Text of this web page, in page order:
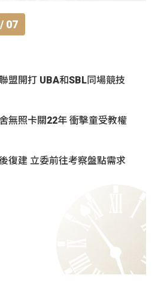
07
盟開打 UBA和SBL同場競技
無照卡關22年 衝擊童受教權
復建 立委前往考察盤點需求